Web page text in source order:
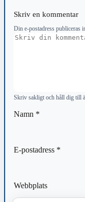
Skriv en kommentar
Din e-postadress publiceras
Kommentar
Skriv sakligt och håll dig till
Namn *
E-postadress *
Webbplats